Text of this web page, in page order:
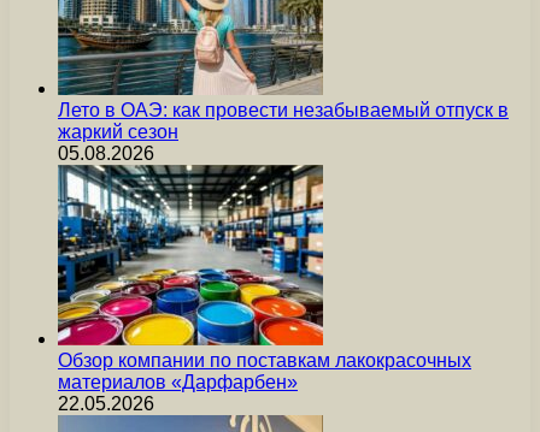
Лето в ОАЭ: как провести незабываемый отпуск в
жаркий сезон
05.08.2026
Обзор компании по поставкам лакокрасочных
материалов «Дарфарбен»
22.05.2026